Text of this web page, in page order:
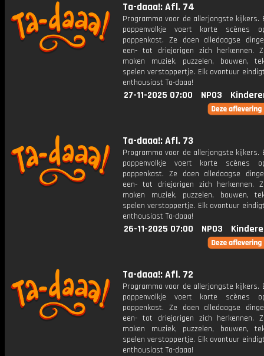
Ta-daaa!: Afl. 74
Programma voor de allerjongste kijkers.
poppenvolkje voert korte scènes
poppenkast. Ze doen alledaagse
een- tot driejarigen zich herkennen.
maken muziek, puzzelen, bouwen,
spelen verstoppertje. Elk avontuur
enthousiast Ta-daaa!
27-11-2025 07:00 NPO3
Ta-daaa!: Afl. 73
Programma voor de allerjongste kijkers.
poppenvolkje voert korte scènes
poppenkast. Ze doen alledaagse
een- tot driejarigen zich herkennen.
maken muziek, puzzelen, bouwen,
spelen verstoppertje. Elk avontuur
enthousiast Ta-daaa!
26-11-2025 07:00 NPO3
Ta-daaa!: Afl. 72
Programma voor de allerjongste kijkers.
poppenvolkje voert korte scènes
poppenkast. Ze doen alledaagse
een- tot driejarigen zich herkennen.
maken muziek, puzzelen, bouwen,
spelen verstoppertje. Elk avontuur
enthousiast Ta-daaa!